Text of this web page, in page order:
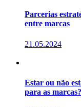
Parcerias
entre marcas
21.05.2024
Estar ou não
para as marcas?